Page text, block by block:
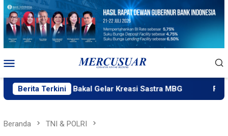
Loncat
konten
Mobile
Berita Terkini
Ngataku Bakal Gelar Kreasi Sastra MBG Fatek Untad
Beranda TNI & POLRI